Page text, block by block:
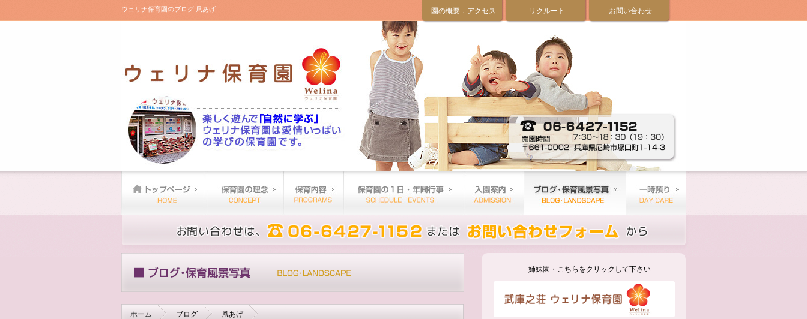
ウェリナ保育園のブログ 凧あげ 園の概要．アクセス リクルート お問い合わせ
ホーム ブログ 凧あげ
姉妹園・こちらをクリックして下さい